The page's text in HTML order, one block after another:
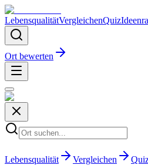
LebensqualitätVergleichenQuiz
Ort bewerten
Lebensqualität Vergleichen